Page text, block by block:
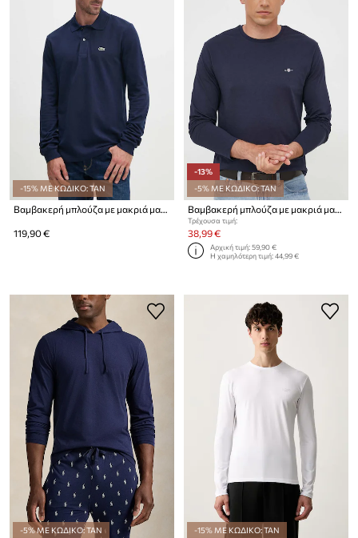
-15% ΜΕ ΚΩΔΙΚΟ: TAN
Βαμβακερή μπλούζα με μακριά μανίκια Lacoste
119,90 €
-13%
-5% ΜΕ ΚΩΔΙΚΟ: TAN
Βαμβακερή μπλούζα με μακριά μανίκια Gant
Τρέχουσα τιμή:
38,99 €
Αρχική τιμή:59,90 €
Η χαμηλότερη τιμή:44,99 €
-5% ΜΕ ΚΩΔΙΚΟ: TAN -15% ΜΕ ΚΩΔΙΚΟ: TAN